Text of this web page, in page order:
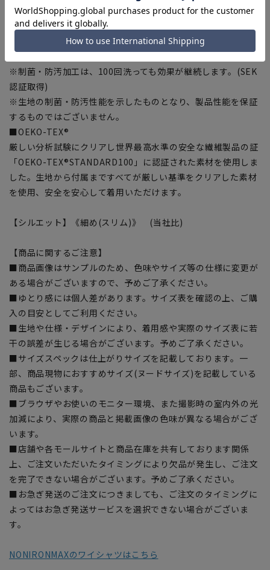
■制菌加工
銀イオンの力で細菌の増殖を抑え、生乾き時のニオイを抑制。
■防汚加工(襟・カフス)
皮脂などの油汚れなどを落としやすくします。
※制菌・防汚加工は、100回洗っても効果が継続します。(SEK
認証取得)
※生地の制菌・防汚性能を示したものとなり、製品性能を保証
するものではございません。
■OEKO-TEX®
厳しい分析試験にクリアし世界最高水準の安全な繊維製品の証
「OEKO-TEX®STANDARD100」に認証された素材を使用しま
した。生地から付属まですべてが厳しい基準をクリアした素材
を使用、安全を安心して着用いただけます。
【シルエット】《細め(スリム)》 (当社比)
【商品に関するご注意】
■商品画像はサンプルのため、色味やサイズ等の仕様に変更が
ある場合がございますので、予めご了承ください。
■ゆとり感には個人差があります。サイズ表を確認の上、ご購
入の目安としてご利用ください。
■生地や仕様・デザインにより、着用感や実際のサイズ表に若
干の誤差が生じる場合がございます。予めご了承ください。
■サイズスペックは仕上がりサイズを記載しております。一
部、商品現物におすすめサイズ(ヌードサイズ)を記載している
商品もございます。
■ブラウザやお使いのモニター環境、また撮影時の室内外の光
加減により、実際の商品と掲載画像の色味が異なる場合がござ
います。
■店舗や各モールサイトと商品在庫を共有しております関係
上、ご注文いただいたタイミングにより欠品が発生し、ご注文
を完了できない場合がございます。予めご了承ください。
■お急ぎ発送のご注文につきましても、ご注文のタイミングに
よってはお急ぎ発送サービスを選択できない場合がございま
す。
NONIRONMAXのワイシャツはこちら